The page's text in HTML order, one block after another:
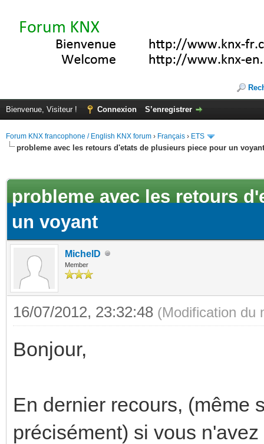
Bienvenue, Visiteur ! Connexion S’enregistrer
Forum KNX francophone / English KNX forum › Français › ETS
probleme avec les retours d'etats de plusieurs piece pour un voyant
probleme avec les retours
un voyant
MichelD
Member
16/07/2012, 23:32:48 (Modification du
Bonjour,
En dernier recours, (même
précisément) si vous